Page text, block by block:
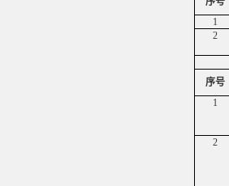
1
2
序号
1
2